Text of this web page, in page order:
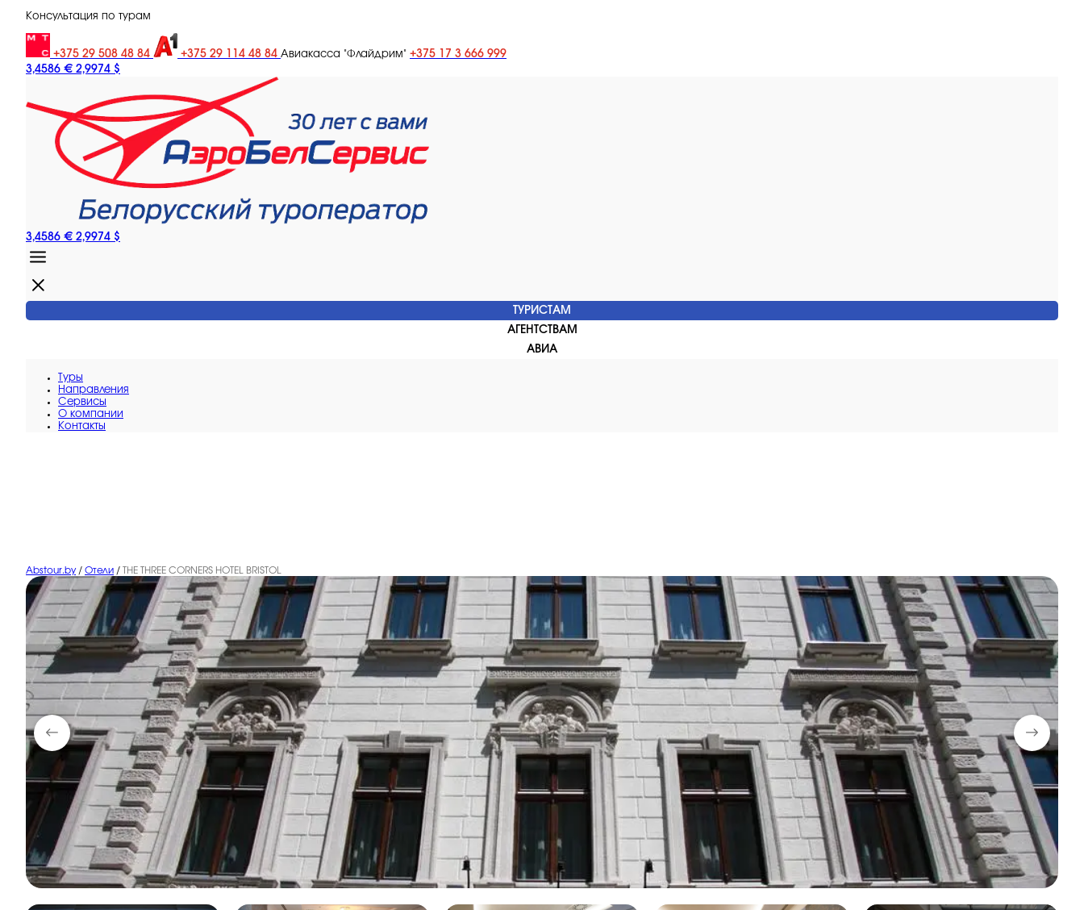
Консультация по турам
+375 29 508 48 84 +375 29 114 48 84 Авиакасса "Флайдрим" +375 17 3 666 999
3,4586 € 2,9974 $
3,4586 € 2,9974 $
ТУРИСТАМ
АГЕНТСТВАМ
АВИА
Туры
Направления
Сервисы
O компании
Контакты
Abstour.by / Отели / THE THREE CORNERS HOTEL BRISTOL